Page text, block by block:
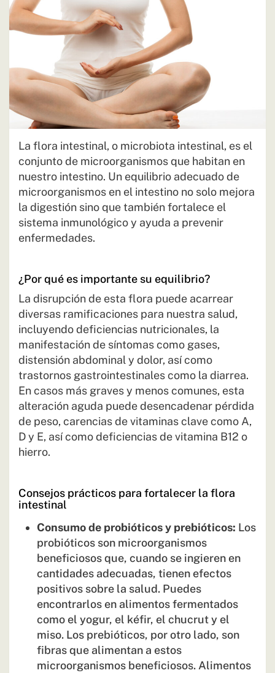
La flora intestinal, o microbiota intestinal, es el
conjunto de microorganismos que habitan en
nuestro intestino. Un equilibrio adecuado de
microorganismos en el intestino no solo mejora
la digestión sino que también fortalece el
sistema inmunológico y ayuda a prevenir
enfermedades.
¿Por qué es importante su equilibrio?
La disrupción de esta flora puede acarrear
diversas ramificaciones para nuestra salud,
incluyendo deficiencias nutricionales, la
manifestación de síntomas como gases,
distensión abdominal y dolor, así como
trastornos gastrointestinales como la diarrea.
En casos más graves y menos comunes, esta
alteración aguda puede desencadenar pérdida
de peso, carencias de vitaminas clave como A,
D y E, así como deficiencias de vitamina B12 o
hierro.
Consejos prácticos para fortalecer la flora
intestinal
Consumo de probióticos y prebióticos: Los
probióticos son microorganismos
beneficiosos que, cuando se ingieren en
cantidades adecuadas, tienen efectos
positivos sobre la salud. Puedes
encontrarlos en alimentos fermentados
como el yogur, el kéfir, el chucrut y el
miso. Los prebióticos, por otro lado, son
fibras que alimentan a estos
microorganismos beneficiosos. Alimentos